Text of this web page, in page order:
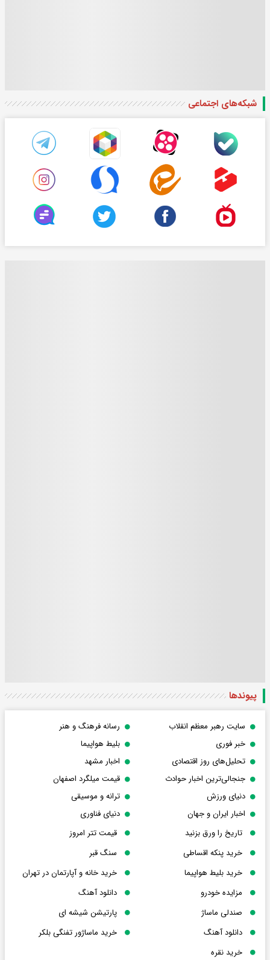
شبکه‌های اجتماعی
پیوندها
سایت رهبر معظم انقلاب
رسانه فرهنگ و هنر
خبر فوری
بلیط هواپیما
تحلیل‌های روز اقتصادی
اخبار مشهد
جنجالی‌ترین اخبار حوادث
قیمت میلگرد اصفهان
دنیای ورزش
ترانه و موسیقی
اخبار ایران و جهان
دنیای فناوری
تاریخ را ورق بزنید
قیمت تتر امروز
خرید پنکه اقساطی
سنگ قبر
خرید بلیط هواپیما
خرید خانه و آپارتمان در تهران
مزایده خودرو
دانلود آهنگ
صندلی ماساژ
پارتیشن شیشه ای
دانلود آهنگ
خرید ماساژور تفنگی بلکر
خرید نقره